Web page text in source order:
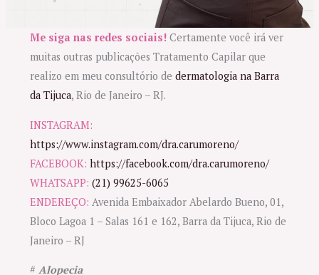
Me siga nas redes sociais! Certamente você irá ver
muitas outras publicações Tratamento Capilar que
realizo em meu consultório dedermatologia na Barra
da Tijuca, Rio de Janeiro – RJ.
INSTAGRAM:
https://www.instagram.com/dra.carumoreno/
FACEBOOK: https://facebook.com/dra.carumoreno/
WHATSAPP: (21) 99625-6065
ENDEREÇO: Avenida Embaixador Abelardo Bueno, 01,
Bloco Lagoa 1 – Salas 161 e 162, Barra da Tijuca, Rio de
Janeiro – RJ
#Alopecia